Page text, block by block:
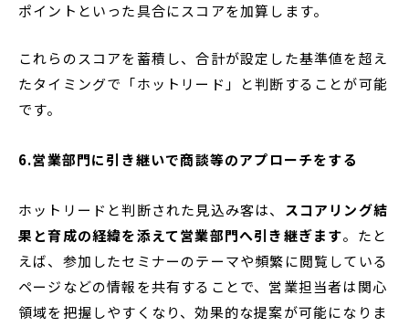
ポイントといった具合にスコアを加算します。
これらのスコアを蓄積し、合計が設定した基準値を超え
たタイミングで「ホットリード」と判断することが可能
です。
6.営業部門に引き継いで商談等のアプローチをする
ホットリードと判断された見込み客は、 スコアリング結
果と育成の経緯を添えて営業部門へ引き継ぎます。たと
えば、参加したセミナーのテーマや頻繁に閲覧している
ページなどの情報を共有することで、営業担当者は関心
領域を把握しやすくなり、効果的な提案が可能になりま